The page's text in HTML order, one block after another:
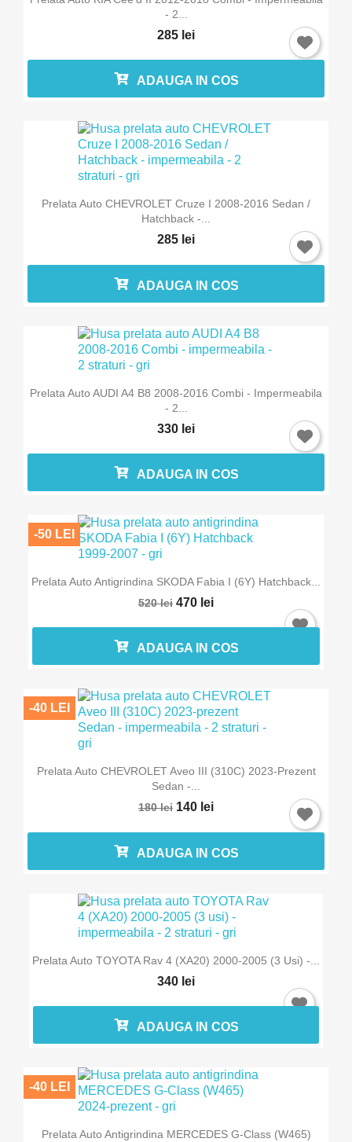
- 2...
285 lei
ADAUGA IN COS
Prelata Auto CHEVROLET Cruze I 2008-2016 Sedan /
Hatchback -...
285 lei
ADAUGA IN COS
Prelata Auto AUDI A4 B8 2008-2016 Combi - Impermeabila
- 2...
330 lei
ADAUGA IN COS
Prelata Auto Antigrindina SKODA Fabia I (6Y) Hatchback...
520 lei 470 lei
-50 LEI
ADAUGA IN COS
Prelata Auto CHEVROLET Aveo III (310C) 2023-Prezent
Sedan -...
180 lei 140 lei
-40 LEI
ADAUGA IN COS
Prelata Auto TOYOTA Rav 4 (XA20) 2000-2005 (3 Usi) -...
340 lei
ADAUGA IN COS
Prelata Auto Antigrindina MERCEDES G-Class (W465)
-40 LEI
Intra in cont
Trebuie sa fi logat in contul de client pentru a salva
produse in Lista de Favorite.
Intra in cont